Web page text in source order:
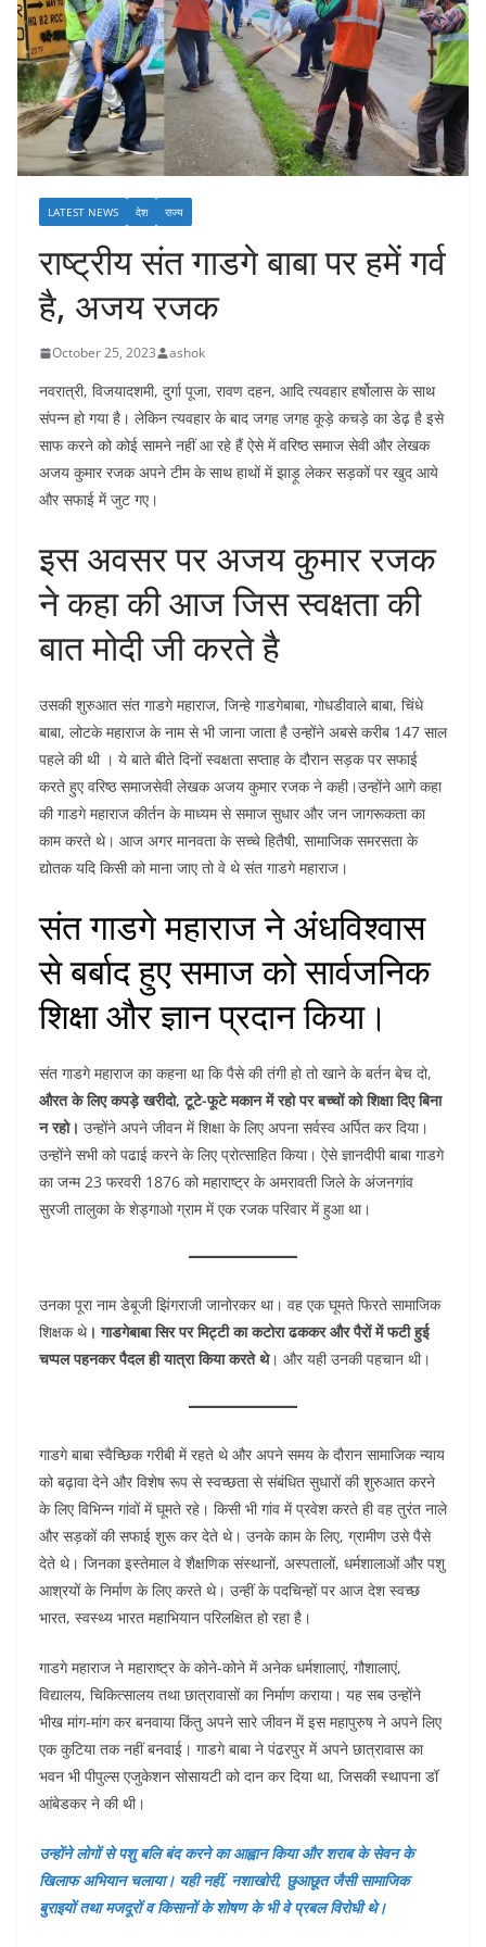
LATEST NEWS देश राज्य
राष्ट्रीय संत गाडगे बाबा पर हमें गर्व
है, अजय रजक
October 25, 2023 ashok
नवरात्री, विजयादशमी, दुर्गा पूजा, रावण दहन, आदि त्यवहार हर्षोलास के साथ
संपन्न हो गया है। लेकिन त्यवहार के बाद जगह जगह कूड़े कचड़े का डेढ़ है इसे
साफ करने को कोई सामने नहीं आ रहे हैं ऐसे में वरिष्ठ समाज सेवी और लेखक
अजय कुमार रजक अपने टीम के साथ हाथों में झाड़ू लेकर सड़कों पर खुद आये
और सफाई में जुट गए।
इस अवसर पर अजय कुमार रजक
ने कहा की आज जिस स्वक्षता की
बात मोदी जी करते है
उसकी शुरुआत संत गाडगे महाराज, जिन्हे गाडगेबाबा, गोधडीवाले बाबा, चिंधे
बाबा, लोटके महाराज के नाम से भी जाना जाता है उन्होंने अबसे करीब 147 साल
पहले की थी । ये बाते बीते दिनों स्वक्षता सप्ताह के दौरान सड़क पर सफाई
करते हुए वरिष्ठ समाजसेवी लेखक अजय कुमार रजक ने कही।उन्होंने आगे कहा
की गाडगे महाराज कीर्तन के माध्यम से समाज सुधार और जन जागरूकता का
काम करते थे। आज अगर मानवता के सच्चे हितैषी, सामाजिक समरसता के
द्योतक यदि किसी को माना जाए तो वे थे संत गाडगे महाराज।
संत गाडगे महाराज ने अंधविश्वास
से बर्बाद हुए समाज को सार्वजनिक
शिक्षा और ज्ञान प्रदान किया।
संत गाडगे महाराज का कहना था कि पैसे की तंगी हो तो खाने के बर्तन बेच दो,
औरत के लिए कपड़े खरीदो, टूटे-फूटे मकान में रहो पर बच्चों को शिक्षा दिए बिना
न रहो। उन्होंने अपने जीवन में शिक्षा के लिए अपना सर्वस्व अर्पित कर दिया।
उन्होंने सभी को पढाई करने के लिए प्रोत्साहित किया। ऐसे ज्ञानदीपी बाबा गाडगे
का जन्म 23 फरवरी 1876 को महाराष्ट्र के अमरावती जिले के अंजनगांव
सुरजी तालुका के शेड्गाओ ग्राम में एक रजक परिवार में हुआ था।
उनका पूरा नाम डेबूजी झिंगराजी जानोरकर था। वह एक घूमते फिरते सामाजिक
शिक्षक थे। गाडगेबाबा सिर पर मिट्टी का कटोरा ढककर और पैरों में फटी हुई
चप्पल पहनकर पैदल ही यात्रा किया करते थे। और यही उनकी पहचान थी।
गाडगे बाबा स्वैच्छिक गरीबी में रहते थे और अपने समय के दौरान सामाजिक न्याय
को बढ़ावा देने और विशेष रूप से स्वच्छता से संबंधित सुधारों की शुरुआत करने
के लिए विभिन्न गांवों में घूमते रहे। किसी भी गांव में प्रवेश करते ही वह तुरंत नाले
और सड़कों की सफाई शुरू कर देते थे। उनके काम के लिए, ग्रामीण उसे पैसे
देते थे। जिनका इस्तेमाल वे शैक्षणिक संस्थानों, अस्पतालों, धर्मशालाओं और पशु
आश्रयों के निर्माण के लिए करते थे। उन्हीं के पदचिन्हों पर आज देश स्वच्छ
भारत, स्वस्थ्य भारत महाभियान परिलक्षित हो रहा है।
गाडगे महाराज ने महाराष्ट्र के कोने-कोने में अनेक धर्मशालाएं, गौशालाएं,
विद्यालय, चिकित्सालय तथा छात्रावासों का निर्माण कराया। यह सब उन्होंने
भीख मांग-मांग कर बनवाया किंतु अपने सारे जीवन में इस महापुरुष ने अपने लिए
एक कुटिया तक नहीं बनवाई। गाडगे बाबा ने पंढरपुर में अपने छात्रावास का
भवन भी पीपुल्स एजुकेशन सोसायटी को दान कर दिया था, जिसकी स्थापना डॉ
आंबेडकर ने की थी।
उन्होंने लोगों से पशु बलि बंद करने का आह्वान किया और शराब के सेवन के
खिलाफ अभियान चलाया। यही नहीं, नशाखोरी, छुआछूत जैसी सामाजिक
बुराइयों तथा मजदूरों व किसानों के शोषण के भी वे प्रबल विरोधी थे।